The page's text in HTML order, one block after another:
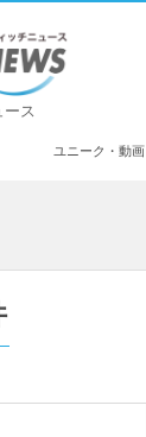
ース
ユニーク・動画